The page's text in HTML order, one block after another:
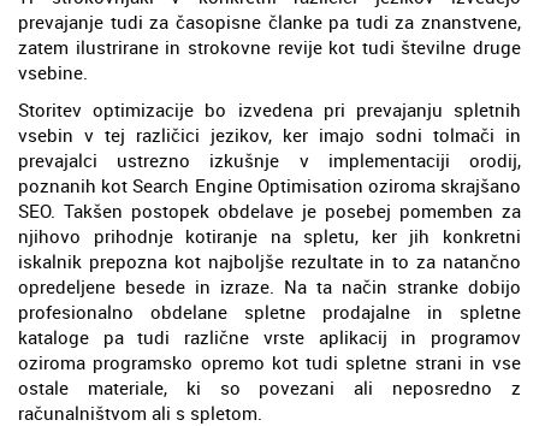
prevajanje tudi za časopisne članke pa tudi za znanstvene,
zatem ilustrirane in strokovne revije kot tudi številne druge
vsebine.
Storitev optimizacije bo izvedena pri prevajanju spletnih
vsebin v tej različici jezikov, ker imajo sodni tolmači in
prevajalci ustrezno izkušnje v implementaciji orodij,
poznanih kot Search Engine Optimisation oziroma skrajšano
SEO. Takšen postopek obdelave je posebej pomemben za
njihovo prihodnje kotiranje na spletu, ker jih konkretni
iskalnik prepozna kot najboljše rezultate in to za natančno
opredeljene besede in izraze. Na ta način stranke dobijo
profesionalno obdelane spletne prodajalne in spletne
kataloge pa tudi različne vrste aplikacij in programov
oziroma programsko opremo kot tudi spletne strani in vse
ostale materiale, ki so povezani ali neposredno z
računalništvom ali s spletom.